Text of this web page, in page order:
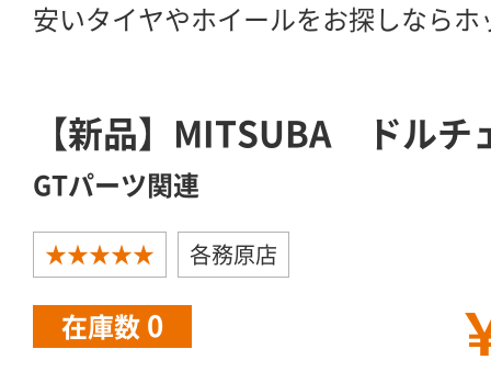
安いタイヤやホイールをお探しなら
【新品】MITSUBA ドルチ
GTパーツ関連
★★★★★ 各務原店
在庫数 0